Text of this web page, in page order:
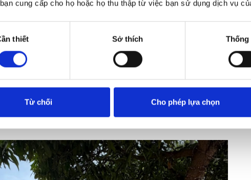
cung cấp cho họ hoặc họ thu thập từ việc bạn sử dụng dịch vụ
thiết Sở thích Thống
Từ chối Cho phép lựa chọn